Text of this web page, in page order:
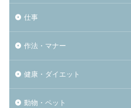
仕事
作法・マナー
健康・ダイエット
動物・ペット